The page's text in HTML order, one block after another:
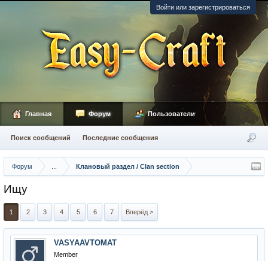
Войти или зарегистрироваться
Форум Клановый раздел / Сlan section
Ищу
1 2 3 4 5 6 7 Вперёд >
VASYAAVTOMAT
Member
Главная Форум
Поиск сообщений Последние сообщения
Пользователи